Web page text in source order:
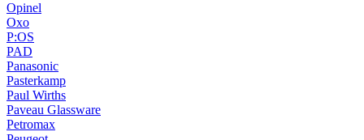
Opinel
Oxo
P:OS
PAD
Panasonic
Pasterkamp
Paul Wirths
Paveau Glassware
Petromax